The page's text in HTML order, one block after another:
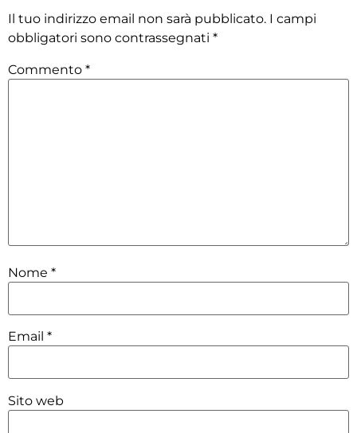
Il tuo indirizzo email non sarà pubblicato. I campi
obbligatori sono contrassegnati *
Commento *
Nome *
Email *
Sito web